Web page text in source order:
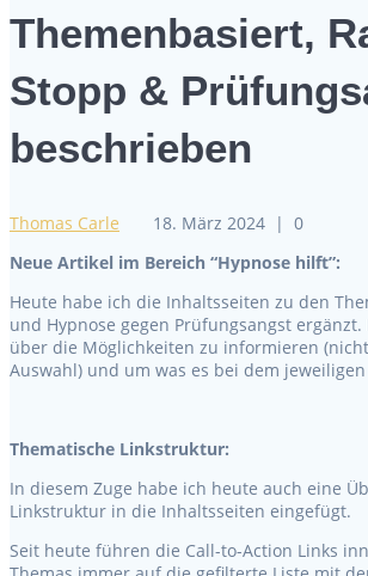
Themenbasiert,
Stopp &
beschrieben
Thomas Carle 18. März 2024 | 0
Neue Artikel im Bereich “Hypnose hilft”:
Heute habe ich die Inhaltsseiten zu den
und Hypnose gegen Prüfungsangst
über die Möglichkeiten zu informieren
Auswahl) und um was es bei dem
Thematische Linkstruktur:
In diesem Zuge habe ich heute auch eine
Linkstruktur in die Inhaltsseiten eingefügt.
Seit heute führen die Call-to-Action Links